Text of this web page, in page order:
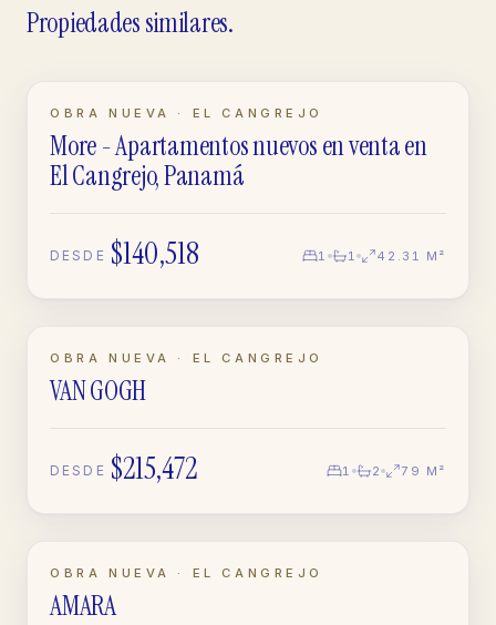
Propiedades similares.
EN CONSTRUCCIÓN
APARTAMENTO
OBRA NUEVA · EL CANGREJO
More - Apartamentos nuevos en venta en
El Cangrejo, Panamá
DESDE $140,518 1 1 42.31 M²
LISTO · OBRA NUEVA
APARTAMENTO
OBRA NUEVA · EL CANGREJO
VAN GOGH
DESDE $215,472 1 2 79 M²
EN CONSTRUCCIÓN
APARTAMENTO
OBRA NUEVA · EL CANGREJO
AMARA